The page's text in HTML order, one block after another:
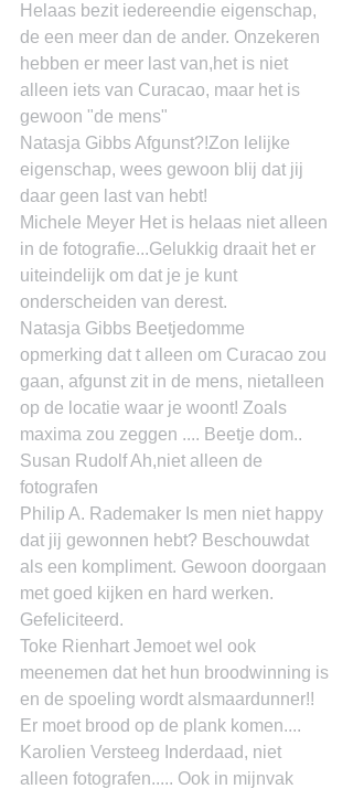
Helaas bezit iedereendie eigenschap,
de een meer dan de ander. Onzekeren
hebben er meer last van,het is niet
alleen iets van Curacao, maar het is
gewoon "de mens"
Natasja Gibbs Afgunst?!Zon lelijke
eigenschap, wees gewoon blij dat jij
daar geen last van hebt!
Michele Meyer Het is helaas niet alleen
in de fotografie...Gelukkig draait het er
uiteindelijk om dat je je kunt
onderscheiden van derest.
Natasja Gibbs Beetjedomme
opmerking dat t alleen om Curacao zou
gaan, afgunst zit in de mens, nietalleen
op de locatie waar je woont! Zoals
maxima zou zeggen .... Beetje dom..
Susan Rudolf Ah,niet alleen de
fotografen
Philip A. Rademaker Is men niet happy
dat jij gewonnen hebt? Beschouwdat
als een kompliment. Gewoon doorgaan
met goed kijken en hard werken.
Gefeliciteerd.
Toke Rienhart Jemoet wel ook
meenemen dat het hun broodwinning is
en de spoeling wordt alsmaardunner!!
Er moet brood op de plank komen....
Karolien Versteeg Inderdaad, niet
alleen fotografen..... Ook in mijnvak